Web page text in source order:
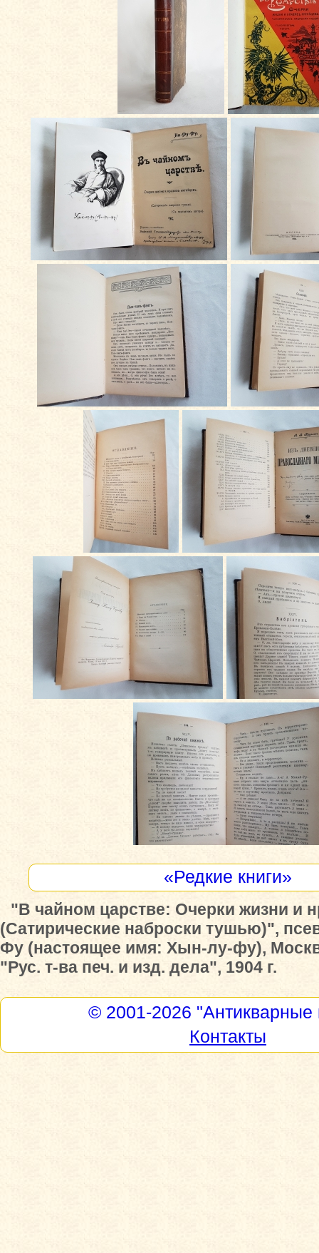
«Редкие книги»
"В чайном царстве: Очерки жизни и
(Сатирические наброски тушью)",
Фу (настоящее имя: Хын-лу-фу),
"Рус. т-ва печ. и изд. дела", 1904 г.
© 2001-2026 "Антикварные
Контакты